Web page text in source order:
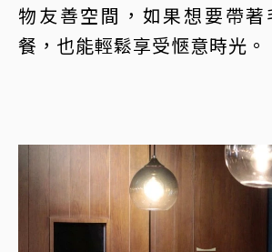
物友善空間，如果想要帶著
餐，也能輕鬆享受愜意時光。